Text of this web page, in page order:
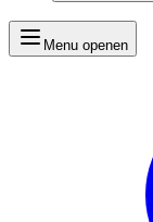
Menu openen